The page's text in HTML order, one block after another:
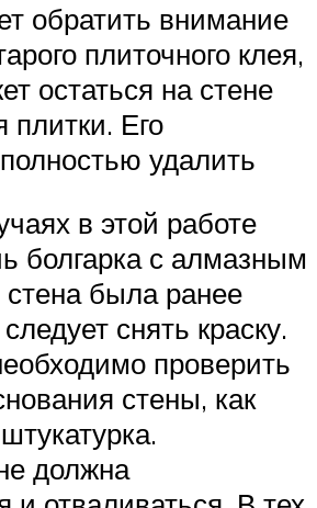
обратить внимание
плиточного клея,
остаться на стене
плитки. Его
удалить
в этой работе
болгарка с алмазным
стена была ранее
снять краску.
проверить
стены, как
должна